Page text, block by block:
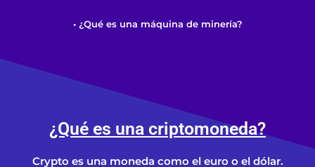
• ¿Qué es una máquina de minería?
¿Qué es una criptomoneda?
Crypto es una moneda como el euro o el dólar.